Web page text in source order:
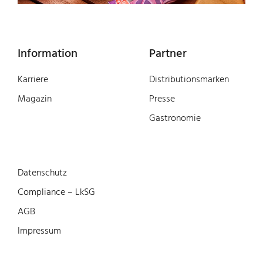
Information
Karriere
Magazin
Partner
Distributionsmarken
Presse
Gastronomie
Datenschutz
Compliance – LkSG
AGB
Impressum